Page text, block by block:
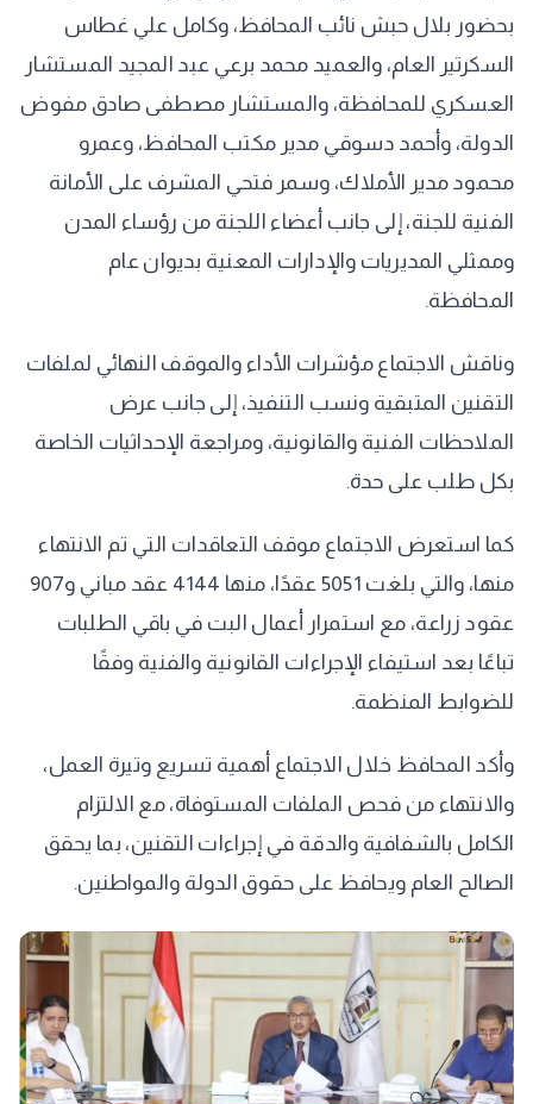
بحضور بلال حبش نائب المحافظ، وكامل علي غطاس
السكرتير العام، والعميد محمد برعي عبد المجيد المستشار
العسكري للمحافظة، والمستشار مصطفى صادق مفوض
الدولة، وأحمد دسوقي مدير مكتب المحافظ، وعمرو
محمود مدير الأملاك، وسمر فتحي المشرف على الأمانة
الفنية للجنة، إلى جانب أعضاء اللجنة من رؤساء المدن
وممثلي المديريات والإدارات المعنية بديوان عام
المحافظة.
وناقش الاجتماع مؤشرات الأداء والموقف النهائي لملفات
التقنين المتبقية ونسب التنفيذ، إلى جانب عرض
الملاحظات الفنية والقانونية، ومراجعة الإحداثيات الخاصة
بكل طلب على حدة.
كما استعرض الاجتماع موقف التعاقدات التي تم الانتهاء
منها، والتي بلغت 5051 عقدًا، منها 4144 عقد مباني و907
عقود زراعة، مع استمرار أعمال البت في باقي الطلبات
تباعًا بعد استيفاء الإجراءات القانونية والفنية وفقًا
للضوابط المنظمة.
وأكد المحافظ خلال الاجتماع أهمية تسريع وتيرة العمل،
والانتهاء من فحص الملفات المستوفاة، مع الالتزام
الكامل بالشفافية والدقة في إجراءات التقنين، بما يحقق
الصالح العام ويحافظ على حقوق الدولة والمواطنين.